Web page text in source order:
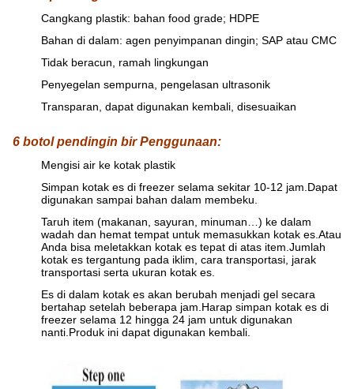
Cangkang plastik: bahan food grade; HDPE
Bahan di dalam: agen penyimpanan dingin; SAP atau CMC
Tidak beracun, ramah lingkungan
Penyegelan sempurna, pengelasan ultrasonik
Transparan, dapat digunakan kembali, disesuaikan
6 botol pendingin bir Penggunaan:
Mengisi air ke kotak plastik
Simpan kotak es di freezer selama sekitar 10-12 jam.Dapat
digunakan sampai bahan dalam membeku.
Taruh item (makanan, sayuran, minuman…) ke dalam
wadah dan hemat tempat untuk memasukkan kotak es.Atau
Anda bisa meletakkan kotak es tepat di atas item.Jumlah
kotak es tergantung pada iklim, cara transportasi, jarak
transportasi serta ukuran kotak es.
Es di dalam kotak es akan berubah menjadi gel secara
bertahap setelah beberapa jam.Harap simpan kotak es di
freezer selama 12 hingga 24 jam untuk digunakan
nanti.Produk ini dapat digunakan kembali.